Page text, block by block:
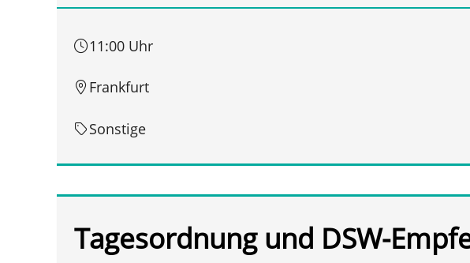
11:00 Uhr
Frankfurt
Sonstige
Tagesordnung und DSW-